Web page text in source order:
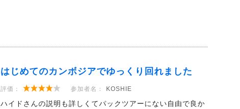
はじめてのカンボジアでゆっくり回れました
評価： 参加者名： KOSHIE
ハイドさんの説明も詳しくてパックツアーにない自由で良か